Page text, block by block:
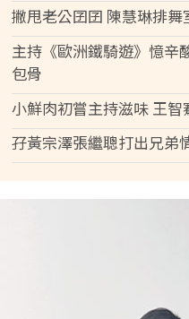
撇甩老公囝囝 陳慧琳排舞
主持《歐洲鐵騎遊》憶辛
包骨
小鮮肉初嘗主持滋味 王
孖黃宗澤張繼聰打出兄弟